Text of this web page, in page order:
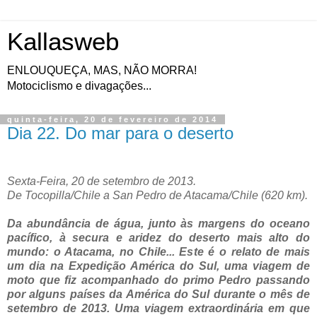
Kallasweb
ENLOUQUEÇA, MAS, NÃO MORRA!
Motociclismo e divagações...
quinta-feira, 20 de fevereiro de 2014
Dia 22. Do mar para o deserto
Sexta-Feira, 20 de setembro de 2013.
De Tocopilla/Chile a San Pedro de Atacama/Chile (620 km).
Da abundância de água, junto às margens do oceano
pacífico, à secura e aridez do deserto mais alto do
mundo: o Atacama, no Chile... Este é o relato de mais
um dia na Expedição América do Sul, uma viagem de
moto que fiz acompanhado do primo Pedro passando
por alguns países da América do Sul durante o mês de
setembro de 2013. Uma viagem extraordinária em que